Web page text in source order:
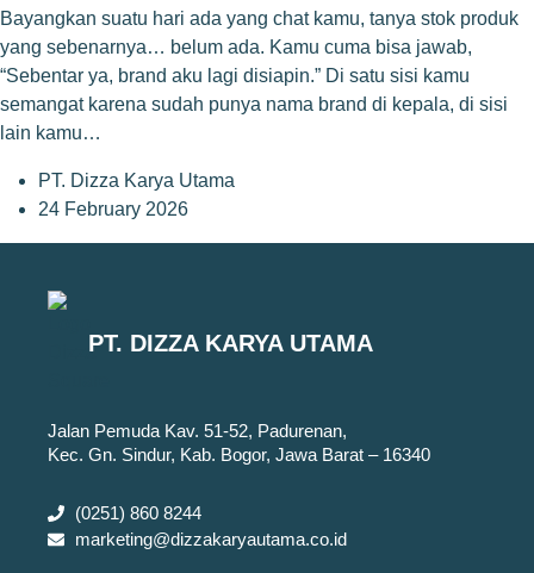
Bayangkan suatu hari ada yang chat kamu, tanya stok produk
yang sebenarnya… belum ada. Kamu cuma bisa jawab,
“Sebentar ya, brand aku lagi disiapin.” Di satu sisi kamu
semangat karena sudah punya nama brand di kepala, di sisi
lain kamu…
PT. Dizza Karya Utama
24 February 2026
PT. DIZZA KARYA UTAMA
Jalan Pemuda Kav. 51-52, Padurenan,
Kec. Gn. Sindur, Kab. Bogor, Jawa Barat – 16340
(0251) 860 8244
marketing@dizzakaryautama.co.id